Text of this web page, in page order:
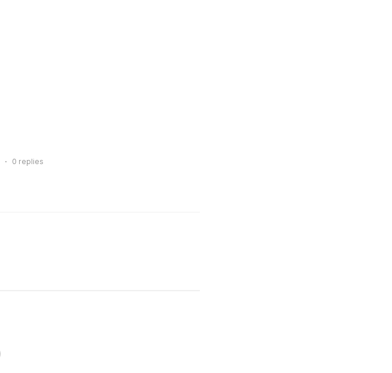
0 replies